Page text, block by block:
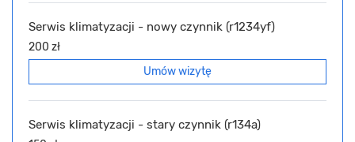
Serwis klimatyzacji - nowy czynnik (r1234yf)
200 zł
Umów wizytę
Serwis klimatyzacji - stary czynnik (r134a)